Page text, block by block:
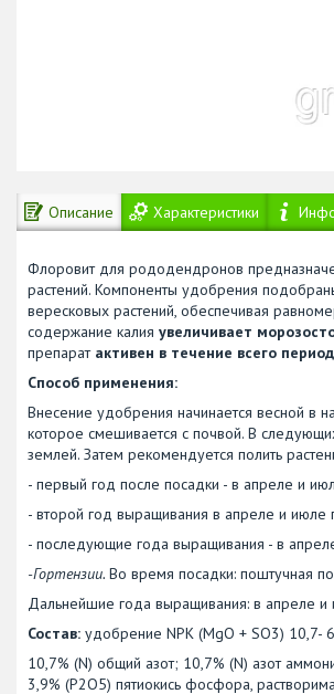
Описание Характеристики
Флоровит для рододендронов
растений. Компоненты удобрения
вересковых растений, обеспечивая
содержание калия увеличивает
препарат активен в течение всего
Способ применения:
Внесение удобрения начинается весной в
которое смешивается с почвой. В
землей. Затем рекомендуется полить
- первый год после посадки - в апреле и
- второй год выращивания в апреле и июле
- последующие года выращивания - в
-Гортензии. Во время посадки: поштучная
Дальнейшие года выращивания: в апреле и
Состав: удобрение NPK (MgO + SO3)
10,7% (N) общий азот; 10,7% (N) азот
3,9% (P2O5) пятиокись фосфора,